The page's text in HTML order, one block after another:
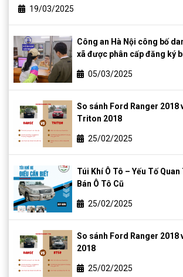
19/03/2025
Công an Hà Nội công bố
xã được phân cấp đăng ký
05/03/2025
So sánh Ford Ranger 2018
Triton 2018
25/02/2025
Túi Khí Ô Tô – Yếu Tố
Bán Ô Tô Cũ
25/02/2025
So sánh Ford Ranger 2018
2018
25/02/2025